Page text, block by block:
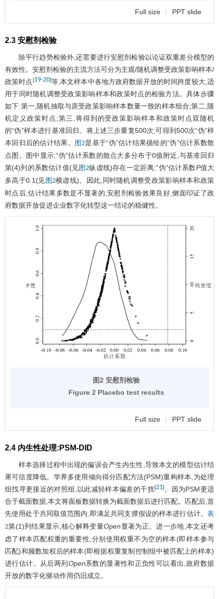
Full size | PPT slide
2.3 安慰剂检验
除平行趋势检验外,还需要进行安慰剂检验以论证双重差分模型的
有效性。安慰剂检验的主流方法可分为主观/随机调整受政策影响样本/
政策时点[19-20]等,本文样本中各地方政府数据开放的时间跨度较大,适
用于同时随机调整受政策影响样本和政策时点的检验方法。具体步骤
如下:第一,随机抽取与原受政策影响样本数量一致的样本组合;第二,随
机定义政策时点;第三,将得到的受政策影响样本和政策时点双随机
的“伪”样本进行基准回归。将上述三步重复500次,可得到500次“伪”样
本回归后的估计结果。
图2是基于“伪”估计结果描绘的“伪”估计系数散
点图。图中显示,“伪”估计系数的散点大多分布于0值附近,与基准回归
第(4)列的系数估计值(见图2纵虚线)存在一定距离;“伪”估计系数P值大
多高于0.1(见 图2横虚线)。因此,同时随机调整受政策影响样本和政策
时点后,估计结果多数是不显著的,安慰剂检验效果良好,侧面印证了政
府数据开放促进企业数字化转型这一结论的稳健性。
图2 安慰剂检验
Figure 2 Placebo test results
Full size | PPT slide
2.4 内生性处理:PSM-DID
样本选择过程中出现的偏误会产生内生性,导致本文的模型估计结
果可信度降低。学界多使用倾向得分匹配方法(PSM)重构样本,为处理
组找寻更接近的对照组,以此减轻样本偏差的干扰[21]。因为PSM更适
合于截面数据,本文将面板数据转换为截面数据后进行匹配。匹配后,首
先使用处于共同取值范围内,即满足共同支撑假设的样本进行估计。 表
2第(1)列结果显示,核心解释变量Open显著为正。进一步地,本文还考
虑了样本匹配权重的重要性,分别使用权重不为空的样本(即样本参与
匹配)和频数加权后的样本(即根据权重复制控制组中被匹配上的样本)
进行估计。从后两列 Open系数的显著性和正负性可以看出,政府数据
开放的数字化驱动作用仍旧成立。